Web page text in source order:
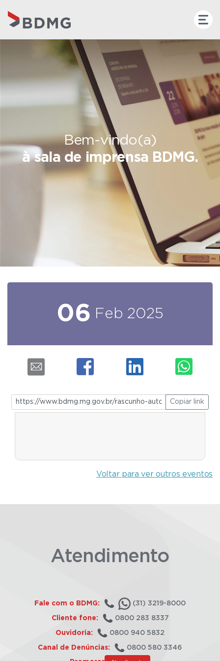
Bem-vindo(a)
à sala de imprensa BDMG.
06 Feb 2025
Copiar link
Voltar para ver outros eventos
Atendimento
Fale com o BDMG: (31) 3219-8000
Cliente fone: 0800 283 8337
Ouvidoria: 0800 940 5832
Canal de Denúncias: 0800 580 3346